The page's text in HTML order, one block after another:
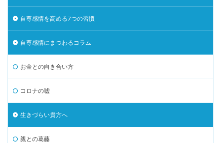
自尊感情を高める7つの習慣
自尊感情にまつわるコラム
お金との向き合い方
コロナの嘘
生きづらい貴方へ
親との葛藤